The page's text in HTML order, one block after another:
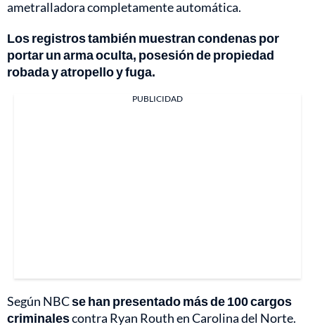
ametralladora completamente automática.
Los registros también muestran condenas por
portar un arma oculta, posesión de propiedad
robada y atropello y fuga.
PUBLICIDAD
Según NBCse han presentado más de 100 cargos
criminalescontra Ryan Routh en Carolina del Norte.